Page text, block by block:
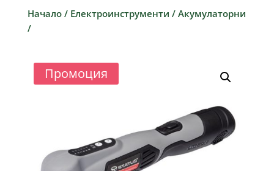
Начало/ Електроинструменти / Акумулаторни
/
Промоция